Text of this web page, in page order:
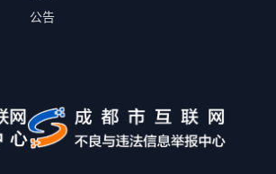
公告